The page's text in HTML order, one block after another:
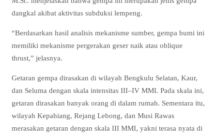
dangkal akibat aktivitas subduksi lempeng.
“Berdasarkan hasil analisis mekanisme sumber, gempa bumi ini
memiliki mekanisme pergerakan geser naik atau oblique
thrust,” jelasnya.
Getaran gempa dirasakan di wilayah Bengkulu Selatan, Kaur,
dan Seluma dengan skala intensitas III–IV MMI. Pada skala ini,
getaran dirasakan banyak orang di dalam rumah. Sementara itu,
wilayah Kepahiang, Rejang Lebong, dan Musi Rawas
merasakan getaran dengan skala III MMI, yakni terasa nyata di